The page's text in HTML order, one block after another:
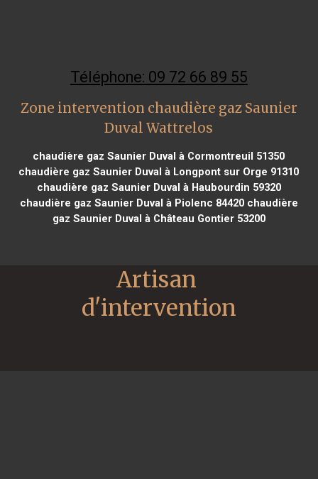
Téléphone: 09 72 66 89 55
Zone intervention chaudière gaz Saunier
Duval Wattrelos
chaudière gaz Saunier Duval à Cormontreuil 51350
chaudière gaz Saunier Duval à Longpont sur Orge 91310
chaudière gaz Saunier Duval à Haubourdin 59320
chaudière gaz Saunier Duval à Piolenc 84420chaudière
gaz Saunier Duval à Château Gontier 53200
Artisan
d'intervention